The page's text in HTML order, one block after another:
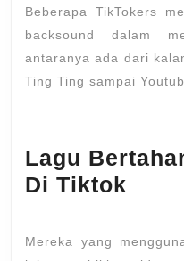
Beberapa TikTokers
backsound dalam
antaranya ada dari
Ting Ting sampai
Lagu
Di Tiktok
Mereka yang